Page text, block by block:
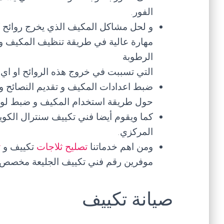
الفور.
و لحل مشاكل المكيف الذي يخرج
مهارة عالية في طريقة تنظيف المكيف
الرطوبة
التي تسببت في خروج هذه الروائح او
ضبط اعدادات المكيف و تقديم النصائح
حول طريقة استخدام المكيف و ضبط
كما ويقوم أيضا فني تكييف سنترال
المركزي.
ومن اهم خدماتنا تصليح ثلاجات تكييف و
موفرين رقم فني تكييف الجليعة مخصص
صيانة تكييف